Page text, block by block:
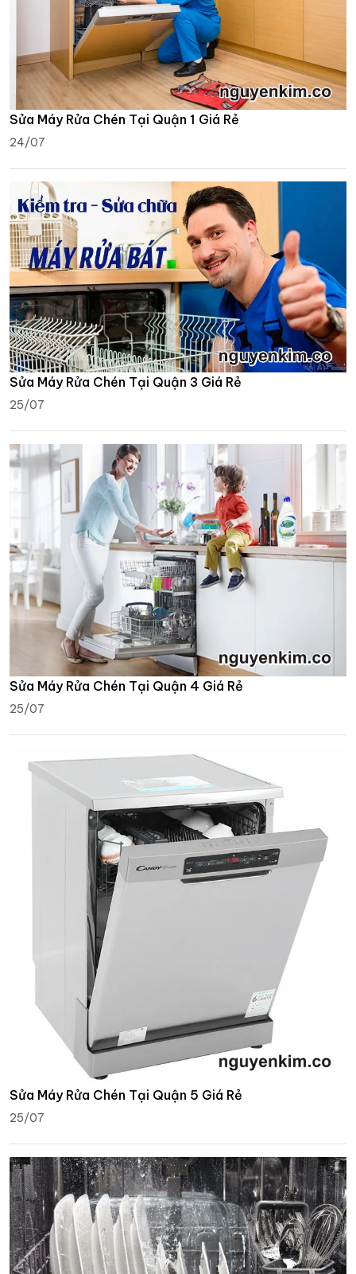
Sửa Máy Rửa Chén Tại Quận 1 Giá Rẻ
24/07
Sửa Máy Rửa Chén Tại Quận 3 Giá Rẻ
25/07
Sửa Máy Rửa Chén Tại Quận 4 Giá Rẻ
25/07
Sửa Máy Rửa Chén Tại Quận 5 Giá Rẻ
25/07